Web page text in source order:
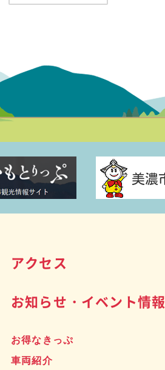
アクセス
お知らせ・イベント情報
お得なきっぷ
車両紹介